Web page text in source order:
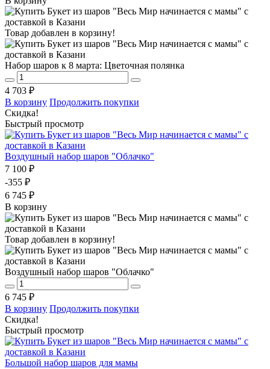
Товар добавлен в корзину!
Набор шаров к 8 марта: Цветочная полянка
4 703 ₽
В корзину Продолжить покупки
Скидка!
Быстрый просмотр
Воздушный набор шаров "Облачко"
7 100 ₽
-355 ₽
6 745 ₽
В корзину
Товар добавлен в корзину!
Воздушный набор шаров "Облачко"
6 745 ₽
В корзину Продолжить покупки
Скидка!
Быстрый просмотр
Большой набор шаров для мамы